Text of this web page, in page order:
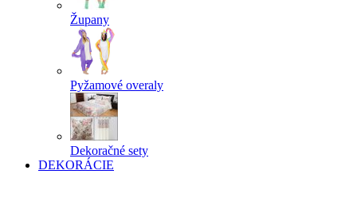
Župany
Pyžamové overaly
Dekoračné sety
DEKORÁCIE